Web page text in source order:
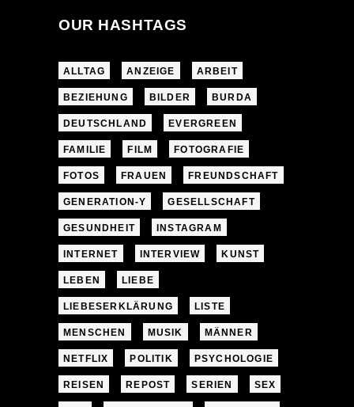
OUR HASHTAGS
ALLTAG ANZEIGE ARBEIT
BEZIEHUNG BILDER BURDA
DEUTSCHLAND EVERGREEN
FAMILIE FILM FOTOGRAFIE
FOTOS FRAUEN FREUNDSCHAFT
GENERATION-Y GESELLSCHAFT
GESUNDHEIT INSTAGRAM
INTERNET INTERVIEW KUNST
LEBEN LIEBE
LIEBESERKLÄRUNG LISTE
MENSCHEN MUSIK MÄNNER
NETFLIX POLITIK PSYCHOLOGIE
REISEN REPOST SERIEN SEX